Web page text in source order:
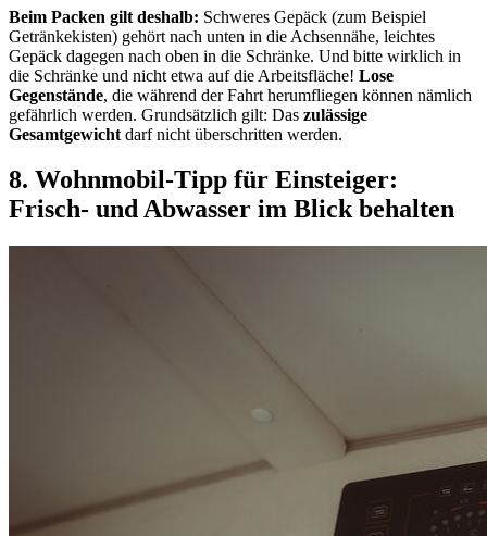
Beim Packen gilt deshalb: Schweres Gepäck (zum Beispiel
Getränkekisten) gehört nach unten in die Achsennähe, leichtes
Gepäck dagegen nach oben in die Schränke. Und bitte wirklich in
die Schränke und nicht etwa auf die Arbeitsfläche! Lose
Gegenstände, die während der Fahrt herumfliegen können nämlich
gefährlich werden. Grundsätzlich gilt: Das zulässige
Gesamtgewicht darf nicht überschritten werden.
8. Wohnmobil-Tipp für Einsteiger:
Frisch- und Abwasser im Blick behalten